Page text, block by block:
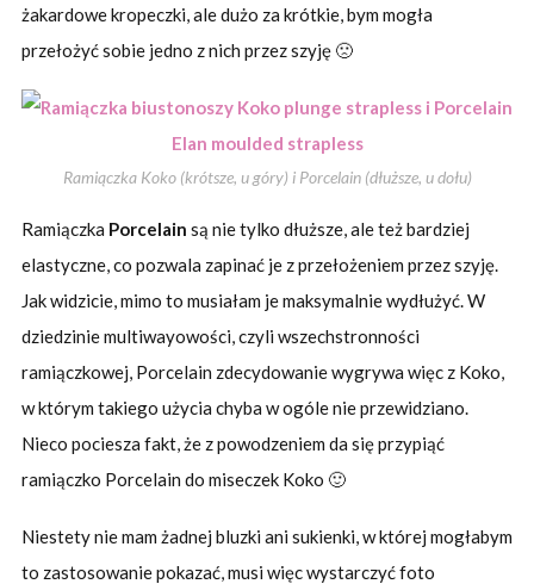
żakardowe kropeczki, ale dużo za krótkie, bym mogła
przełożyć sobie jedno z nich przez szyję 🙁
Ramiączka Koko (krótsze, u góry) i Porcelain (dłuższe, u dołu)
Ramiączka Porcelain są nie tylko dłuższe, ale też bardziej
elastyczne, co pozwala zapinać je z przełożeniem przez szyję.
Jak widzicie, mimo to musiałam je maksymalnie wydłużyć. W
dziedzinie multiwayowości, czyli wszechstronności
ramiączkowej, Porcelain zdecydowanie wygrywa więc z Koko,
w którym takiego użycia chyba w ogóle nie przewidziano.
Nieco pociesza fakt, że z powodzeniem da się przypiąć
ramiączko Porcelain do miseczek Koko 🙂
Niestety nie mam żadnej bluzki ani sukienki, w której mogłabym
to zastosowanie pokazać, musi więc wystarczyć foto